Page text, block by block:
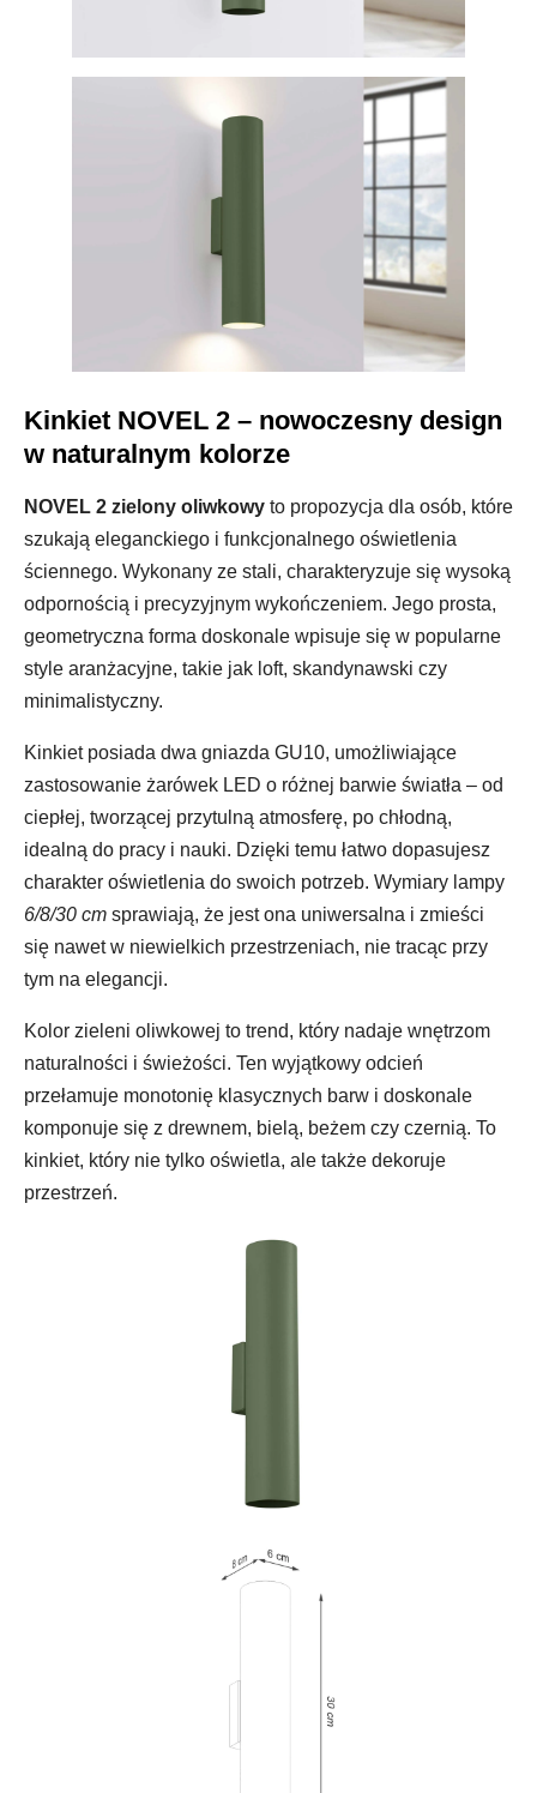
Kinkiet NOVEL 2 – nowoczesny design
w naturalnym kolorze
NOVEL 2 zielony oliwkowy to propozycja dla osób, które
szukają eleganckiego i funkcjonalnego oświetlenia
ściennego. Wykonany ze stali, charakteryzuje się wysoką
odpornością i precyzyjnym wykończeniem. Jego prosta,
geometryczna forma doskonale wpisuje się w popularne
style aranżacyjne, takie jak loft, skandynawski czy
minimalistyczny.
Kinkiet posiada dwa gniazda GU10, umożliwiające
zastosowanie żarówek LED o różnej barwie światła – od
ciepłej, tworzącej przytulną atmosferę, po chłodną,
idealną do pracy i nauki. Dzięki temu łatwo dopasujesz
charakter oświetlenia do swoich potrzeb. Wymiary lampy
6/8/30 cm sprawiają, że jest ona uniwersalna i zmieści
się nawet w niewielkich przestrzeniach, nie tracąc przy
tym na elegancji.
Kolor zieleni oliwkowej to trend, który nadaje wnętrzom
naturalności i świeżości. Ten wyjątkowy odcień
przełamuje monotonię klasycznych barw i doskonale
komponuje się z drewnem, bielą, beżem czy czernią. To
kinkiet, który nie tylko oświetla, ale także dekoruje
przestrzeń.